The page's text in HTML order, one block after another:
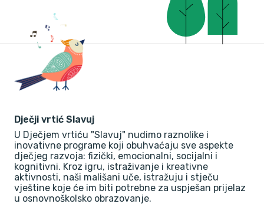
Dječji vrtić Slavuj
U Dječjem vrtiću "Slavuj" nudimo raznolike i
inovativne programe koji obuhvaćaju sve aspekte
dječjeg razvoja: fizički, emocionalni, socijalni i
kognitivni. Kroz igru, istraživanje i kreativne
aktivnosti, naši mališani uče, istražuju i stječu
vještine koje će im biti potrebne za uspješan prijelaz
u osnovnoškolsko obrazovanje.